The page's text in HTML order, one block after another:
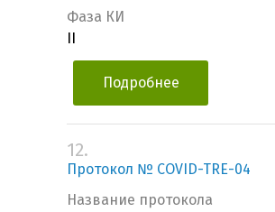
Фаза КИ
Подробнее
12.
Протокол № COVID-TRE-04
Название протокола